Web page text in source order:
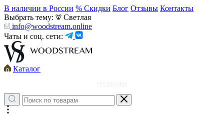
В наличии в России % Скидки Блог Отзывы Контакты
Выбрать тему:
Светлая
info@woodstream.online
Чаты и соц. сети:
Каталог